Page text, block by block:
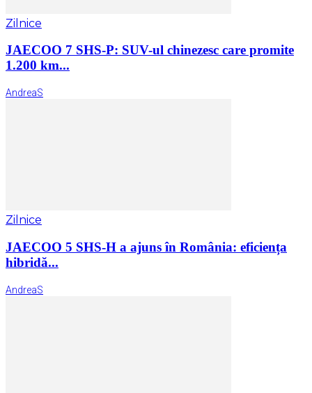
Zilnice
JAECOO 7 SHS-P: SUV-ul chinezesc care promite
1.200 km...
AndreaS
Zilnice
JAECOO 5 SHS-H a ajuns în România: eficiența
hibridă...
AndreaS